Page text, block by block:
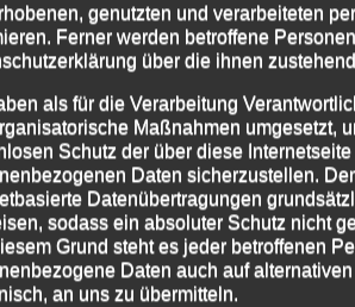
von dort ging die Strecke ins
de Rivoli und den Place de la
an der Kathedrale Notre-Dame und
liefTorsten Weinertnach 4:04:23
blieben die Uhren nach 4:17:21
bedeuteten ihre 4:30:52 Stunden
genutzten und verarbeiteten
Ferner werden betroffene
über die ihnen
als für die Verarbeitung
Maßnahmen umgesetzt,
Schutz der über diese
Daten sicherzustellen.
Datenübertragungen
sodass ein absoluter Schutz nicht
Grund steht es jeder betroffenen
Daten auch auf
an uns zu übermitteln.